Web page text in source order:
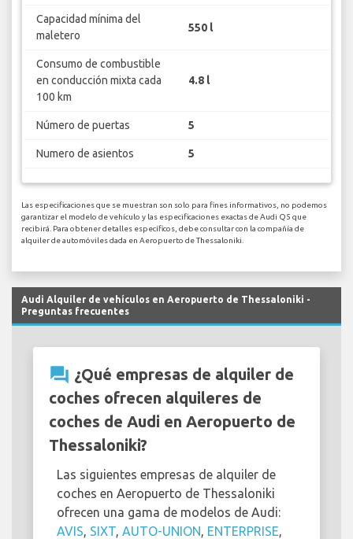
Capacidad mínima del
maletero
550 l
Consumo de combustible
en conducción mixta cada
100 km
4.8 l
Número de puertas 5
Numero de asientos 5
Las especificaciones que se muestran son solo para fines informativos, no podemos
garantizar el modelo de vehículo y las especificaciones exactas de Audi Q5 que
recibirá. Para obtener detalles específicos, debe consultar con la compañía de
alquiler de automóviles dada en Aeropuerto de Thessaloniki.
Audi Alquiler de vehículos en Aeropuerto de Thessaloniki -
Preguntas frecuentes
question_answer ¿Qué empresas de alquiler de
coches ofrecen alquileres de
coches de Audi en Aeropuerto de
Thessaloniki?
Las siguientes empresas de alquiler de
coches en Aeropuerto de Thessaloniki
ofrecen una gama de modelos de Audi:
AVIS SIXT AUTO-UNION ENTERPRISE